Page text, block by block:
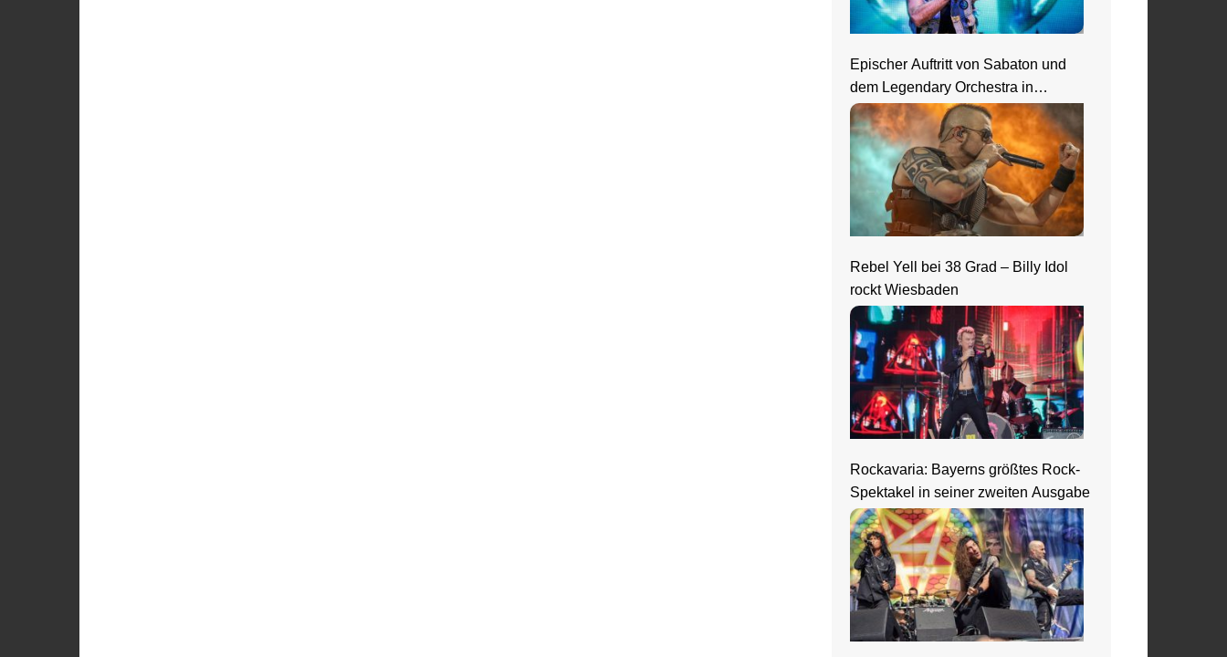
Epischer Auftritt von Sabaton und
dem Legendary Orchestra in
Frankfurt
Rebel Yell bei 38 Grad – Billy Idol
rockt Wiesbaden
Rockavaria: Bayerns größtes Rock-
Spektakel in seiner zweiten Ausgabe